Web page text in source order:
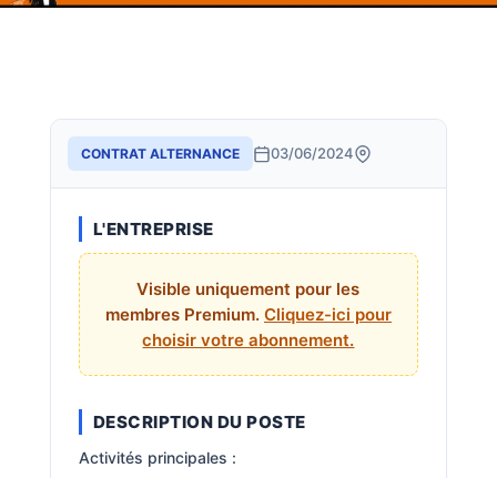
CONTRAT ALTERNANCE 03/06/2024
L'ENTREPRISE
Visible uniquement pour les
membres Premium. Cliquez-ici pour
choisir votre abonnement.
DESCRIPTION DU POSTE
Activités principales :